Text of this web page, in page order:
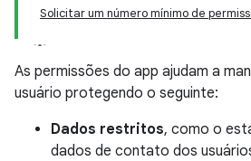
Solicitar um número mínimo de
As permissões do app ajudam a
usuário protegendo o seguinte:
Dados restritos, como o
dados de contato dos